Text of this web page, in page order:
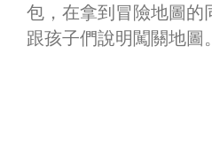
包，在拿到冒險地圖的
跟孩子們說明闖關地圖。